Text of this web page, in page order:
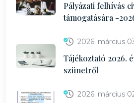
Pályázati felhívás
támogatására -
2026. március
Tájékoztató 2026.
szünetről
2026. március